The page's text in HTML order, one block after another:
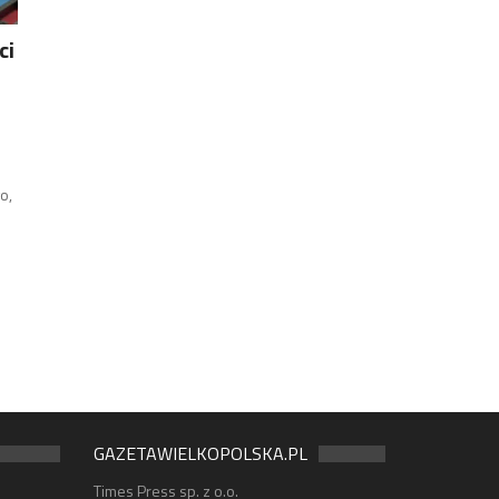
GAZETAWIELKOPOLSKA.PL
Times Press sp. z o.o.